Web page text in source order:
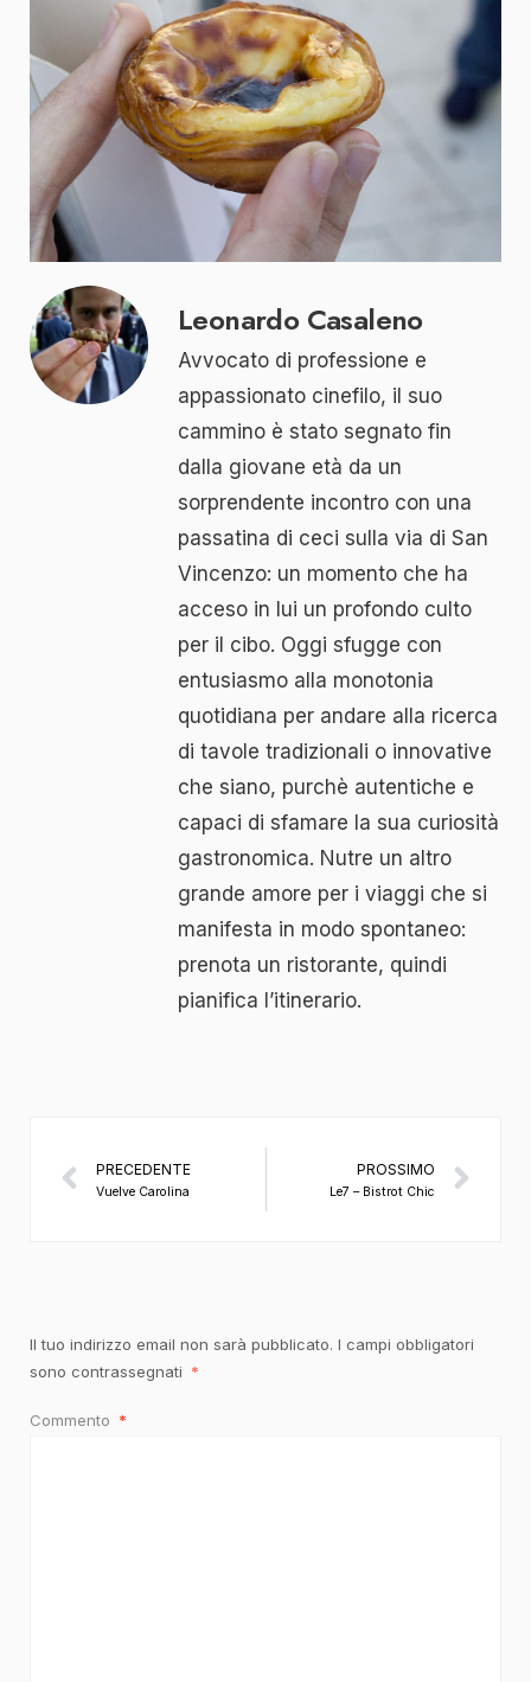
Leonardo Casaleno
Avvocato di professione e
appassionato cinefilo, il suo
cammino è stato segnato fin
dalla giovane età da un
sorprendente incontro con una
passatina di ceci sulla via di San
Vincenzo: un momento che ha
acceso in lui un profondo culto
per il cibo. Oggi sfugge con
entusiasmo alla monotonia
quotidiana per andare alla ricerca
di tavole tradizionali o innovative
che siano, purchè autentiche e
capaci di sfamare la sua curiosità
gastronomica. Nutre un altro
grande amore per i viaggi che si
manifesta in modo spontaneo:
prenota un ristorante, quindi
pianifica l’itinerario.
PRECEDENTE
Vuelve Carolina
PROSSIMO
Le7 – Bistrot Chic
Il tuo indirizzo email non sarà pubblicato. I campi obbligatori
sono contrassegnati *
Commento *